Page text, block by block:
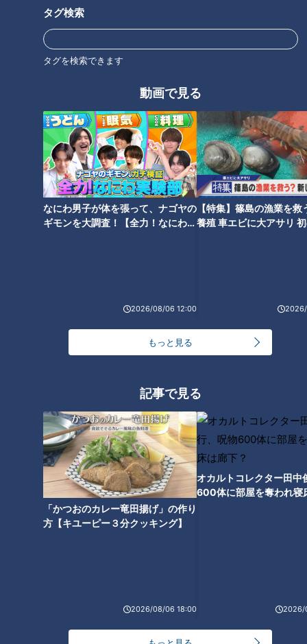
タグ検索
タグを検索できます
動画で見る
なにわ男子が体を張って、ナゴヤの
ギモンを大調査！【全力！なにわ実
2026/08/06 12:00
【特集】篠島の漁業を救
養殖 車エビに大アサリ
もっと見る
記事で見る
「かつおのカレー竜田揚げ」の作り
方【キユーピー３分クッキング】
2026/08/06 18:00
オカルトコレクター田中
600体に部屋を奪われ寝
2026/
エンタメ デララバ 伊勢うどん 伊勢神宮 太田光
石井亮次
オススメ関連コンテンツ
＜ランキング続き＞デララバが
創業時は甘味屋だった！？東海
から学ぶ名古屋めし基礎知識と
言われる「喫茶まつば」小倉ト
ースト誕生秘話
2000人に1人しか注文しない幻
のメニュー！？山本屋本店「味
噌煮込うどん」意外と知らない